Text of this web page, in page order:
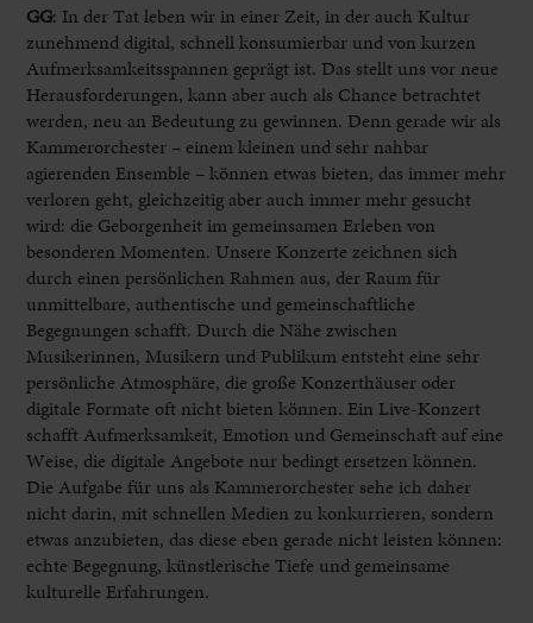
GG: In der Tat leben wir in einer Zeit, in der auch Kultur
zunehmend digital, schnell konsumierbar und von kurzen
Aufmerksamkeitsspannen geprägt ist. Das stellt uns vor neue
Herausforderungen, kann aber auch als Chance betrachtet
werden, neu an Bedeutung zu gewinnen. Denn gerade wir als
Kammerorchester – einem kleinen und sehr nahbar
agierenden Ensemble – können etwas bieten, das immer mehr
verloren geht, gleichzeitig aber auch immer mehr gesucht
wird: die Geborgenheit im gemeinsamen Erleben von
besonderen Momenten. Unsere Konzerte zeichnen sich
durch einen persönlichen Rahmen aus, der Raum für
unmittelbare, authentische und gemeinschaftliche
Begegnungen schafft. Durch die Nähe zwischen
Musikerinnen, Musikern und Publikum entsteht eine sehr
persönliche Atmosphäre, die große Konzerthäuser oder
digitale Formate oft nicht bieten können. Ein Live-Konzert
schafft Aufmerksamkeit, Emotion und Gemeinschaft auf eine
Weise, die digitale Angebote nur bedingt ersetzen können.
Die Aufgabe für uns als Kammerorchester sehe ich daher
nicht darin, mit schnellen Medien zu konkurrieren, sondern
etwas anzubieten, das diese eben gerade nicht leisten können:
echte Begegnung, künstlerische Tiefe und gemeinsame
kulturelle Erfahrungen.